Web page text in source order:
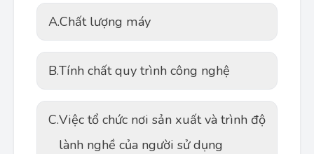
A.Chất lượng máy
B.Tính chất quy trình công nghệ
C.Việc tổ chức nơi sản xuất và trình độ
lành nghề của người sử dụng